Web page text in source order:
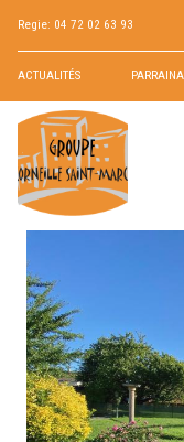
Regie: 04 72 02 63 93
ACTUALITÉS